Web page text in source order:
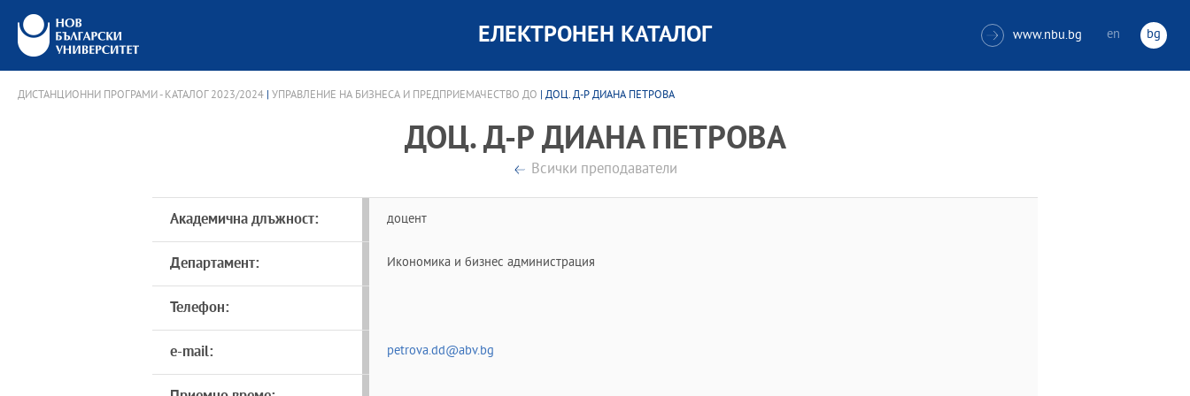
ЕЛЕКТРОНЕН КАТАЛОГ  www.nbu.bg en bg
ДИСТАНЦИОННИ ПРОГРАМИ - КАТАЛОГ 2023/2024 УПРАВЛЕНИЕ НА БИЗНЕСА И ПРЕДПРИЕМАЧЕСТВО ДО | ДОЦ. Д-Р ДИАНА ПЕТРОВА
ДОЦ. Д-Р ДИАНА ПЕТРОВА
Всички преподаватели
Академична длъжност: доцент
Департамент: Икономика и бизнес администрация
Телефон:
e-mail: petrova.dd@abv.bg